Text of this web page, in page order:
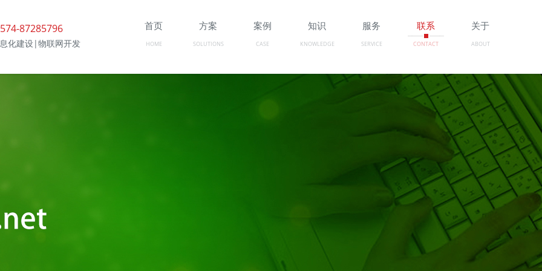
87285796
化建设|物联网开发
首页
HOME
方案
SOLUTIONS
案例
CASE
知识
KNOWLEDGE
服务
SERVICE
联系
CONTACT
关于
ABOUT